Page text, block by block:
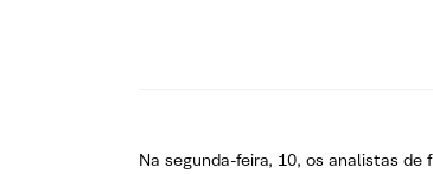
Na segunda-feira, 10, os analistas